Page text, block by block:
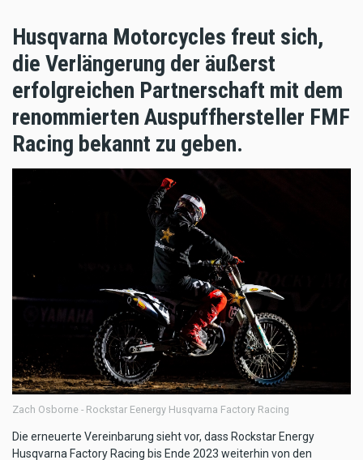
Husqvarna Motorcycles freut sich,
die Verlängerung der äußerst
erfolgreichen Partnerschaft mit dem
renommierten Auspuffhersteller FMF
Racing bekannt zu geben.
Zach Osborne - Rockstar Eenergy Husqvarna Factory Racing
Die erneuerte Vereinbarung sieht vor, dass Rockstar Energy
Husqvarna Factory Racing bis Ende 2023 weiterhin von den